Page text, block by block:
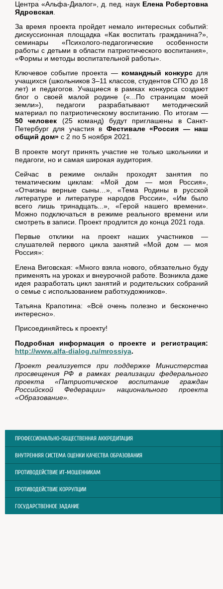
Центра «Альфа-Диалог», д. пед. наук Елена Робертовна
Ядровская
За время проекта пройдет немало интересных событий:
дискуссионная площадка «Как воспитать гражданина?»,
семинары «Психолого-педагогические особенности
работы с детьми в области патриотического воспитания»,
«Формы и методы воспитательной работы».
Ключевое событие проекта — командный конкурс для
учащихся (школьников 3–11 классов, студентов СПО до 18
лет) и педагогов. Учащиеся в рамках конкурса создают
блог о своей малой родине («...По страницам моей
земли»), педагоги разрабатывают методический
материал по патриотическому воспитанию. По итогам —
50 человек (25 команд) будут приглашены в Санкт-
Петербург для участия в Фестивале «Россия — наш
общий дом» с 2 по 5 ноября 2021.
В проекте могут принять участие не только школьники и
педагоги, но и самая широкая аудитория.
Сейчас в режиме онлайн проходят занятия по
тематическим циклам: «Мой дом — моя Россия»,
«Отчизны верные сыны…», «Тема Родины в русской
литературе и литературе народов России», «Им было
всего лишь тринадцать...», «Герой нашего времени».
Можно подключаться в режиме реального времени или
смотреть в записи. Проект продлится до конца 2021 года.
Первые отклики на проект наших участников —
слушателей первого цикла занятий «Мой дом — моя
Россия»:
Елена Виговская: «Много взяла нового, обязательно буду
применять на уроках и внеурочной работе. Возникла даже
идея разработать цикл занятий и родительских собраний
о семье с использованием работхудожников».
Татьяна Крапотина: «Всё очень полезно и бесконечно
интересно».
Присоединяйтесь к проекту!
Подробная информация о проекте и регистрация:
http://www.alfa-dialog.ru/mrossiya.
Проект реализуется при поддержке Министерства
просвещения РФ в рамках реализации федерального
проекта «Патриотическое воспитание граждан
Российской Федерации» национального проекта
«Образование».
ПРОФЕССИОНАЛЬНО-ОБЩЕСТВЕННАЯ АККРЕДИТАЦИЯ
ВНУТРЕННЯЯ СИСТЕМА ОЦЕНКИ КАЧЕСТВА ОБРАЗОВАНИЯ
ПРОТИВОДЕЙСТВИЕ ИТ-МОШЕННИКАМ
ПРОТИВОДЕЙСТВИЕ КОРРУПЦИИ
ГОСУДАРСТВЕННОЕ ЗАДАНИЕ